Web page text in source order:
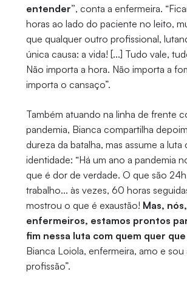
entender”, conta a enfermeira.
horas ao lado do paciente no leito,
que qualquer outro profissional,
única causa: a vida! [...] Tudo vale,
Não importa a hora. Não importa a
importa o cansaço”.
Também atuando na linha de frente
pandemia, Bianca compartilha
dureza da batalha, mas assume a luta
identidade: “Há um ano a pandemia
que é dor de verdade. O que são
trabalho... às vezes, 60 horas
mostrou o que é exaustão! Mas, nós,
enfermeiros, estamos prontos
fim nessa luta com quem quer
Bianca Loiola, enfermeira, amo e sou
profissão”.